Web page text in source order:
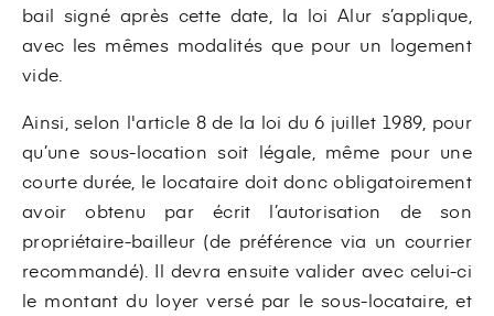
bail signé après cette date, la loi Alur s’applique,
avec les mêmes modalités que pour un logement
vide.
Ainsi, selon l'article 8 de la loi du 6 juillet 1989, pour
qu’une sous-location soit légale, même pour une
courte durée, le locataire doit donc obligatoirement
avoir obtenu par écrit l’autorisation de son
propriétaire-bailleur (de préférence via un courrier
recommandé). Il devra ensuite valider avec celui-ci
le montant du loyer versé par le sous-locataire, et